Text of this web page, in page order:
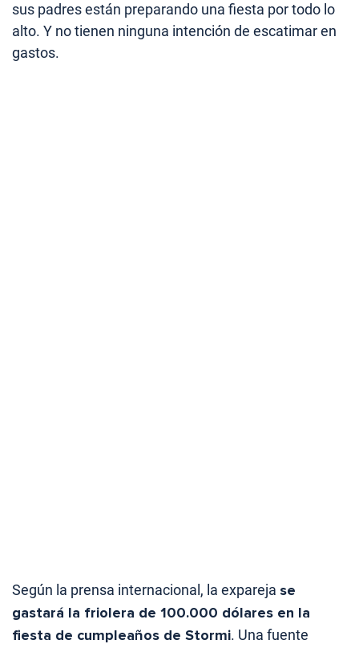
sus padres están preparando una fiesta por todo lo
alto. Y no tienen ninguna intención de escatimar en
gastos.
Según la prensa internacional, la expareja se
gastará la friolera de 100.000 dólares en la
fiesta de cumpleaños de Stormi. Una fuente